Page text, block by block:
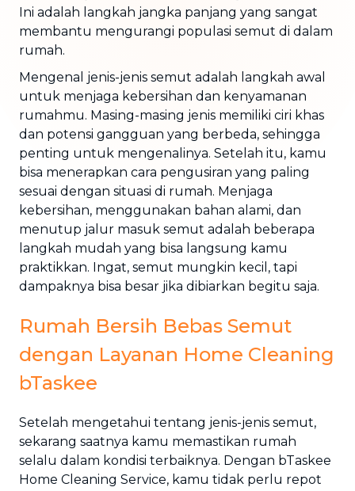
Ini adalah langkah jangka panjang yang sangat
membantu mengurangi populasi semut di dalam
rumah.
Mengenal jenis-jenis semut adalah langkah awal
untuk menjaga kebersihan dan kenyamanan
rumahmu. Masing-masing jenis memiliki ciri khas
dan potensi gangguan yang berbeda, sehingga
penting untuk mengenalinya. Setelah itu, kamu
bisa menerapkan cara pengusiran yang paling
sesuai dengan situasi di rumah. Menjaga
kebersihan, menggunakan bahan alami, dan
menutup jalur masuk semut adalah beberapa
langkah mudah yang bisa langsung kamu
praktikkan. Ingat, semut mungkin kecil, tapi
dampaknya bisa besar jika dibiarkan begitu saja.
Rumah Bersih Bebas Semut
dengan Layanan Home Cleaning
bTaskee
Setelah mengetahui tentang jenis-jenis semut,
sekarang saatnya kamu memastikan rumah
selalu dalam kondisi terbaiknya. Dengan bTaskee
Home Cleaning Service, kamu tidak perlu repot